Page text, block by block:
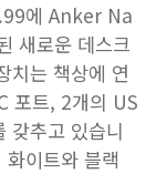
에 Anker Na
새로운 데스크
치는 책상에 연
포트, 2개의 US
갖추고 있습니
이트와 블랙